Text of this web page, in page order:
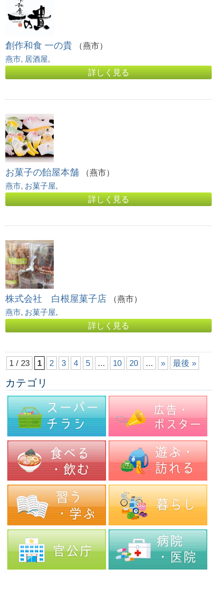
創作和食 一の貴 （燕市）
燕市, 居酒屋,
詳しく見る
お菓子の飴屋本舗 （燕市）
燕市, お菓子屋,
詳しく見る
株式会社 白根屋菓子店 （燕市）
燕市, お菓子屋,
詳しく見る
1 / 23 1 2 3 4 5 ... 10 20 ... » 最後 »
カテゴリ